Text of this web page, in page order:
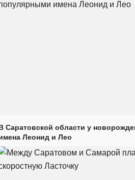
Саратовской области у
Леонид и Лео